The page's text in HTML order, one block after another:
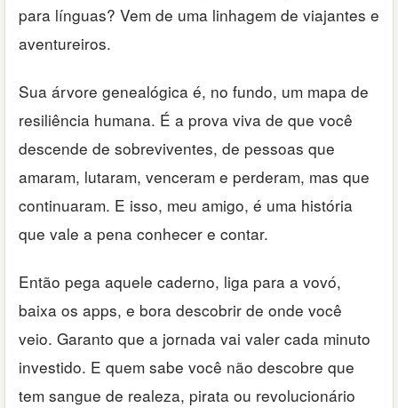
para línguas? Vem de uma linhagem de viajantes e
aventureiros.
Sua árvore genealógica é, no fundo, um mapa de
resiliência humana. É a prova viva de que você
descende de sobreviventes, de pessoas que
amaram, lutaram, venceram e perderam, mas que
continuaram. E isso, meu amigo, é uma história
que vale a pena conhecer e contar.
Então pega aquele caderno, liga para a vovó,
baixa os apps, e bora descobrir de onde você
veio. Garanto que a jornada vai valer cada minuto
investido. E quem sabe você não descobre que
tem sangue de realeza, pirata ou revolucionário